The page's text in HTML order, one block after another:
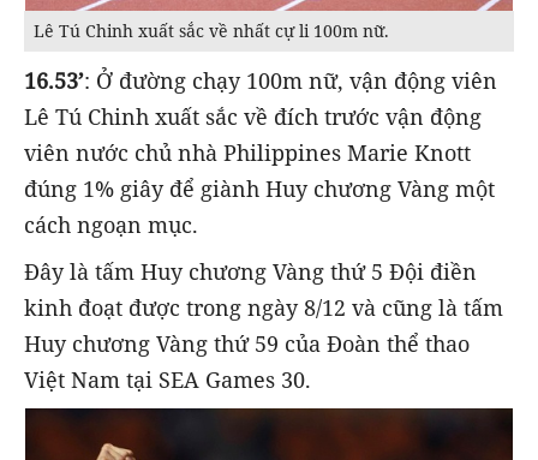
Lê Tú Chinh xuất sắc về nhất cự li 100m nữ.
16.53’: Ở đường chạy 100m nữ, vận động viên
Lê Tú Chinh xuất sắc về đích trước vận động
viên nước chủ nhà Philippines Marie Knott
đúng 1% giây để giành Huy chương Vàng một
cách ngoạn mục.
Đây là tấm Huy chương Vàng thứ 5 Đội điền
kinh đoạt được trong ngày 8/12 và cũng là tấm
Huy chương Vàng thứ 59 của Đoàn thể thao
Việt Nam tại SEA Games 30.